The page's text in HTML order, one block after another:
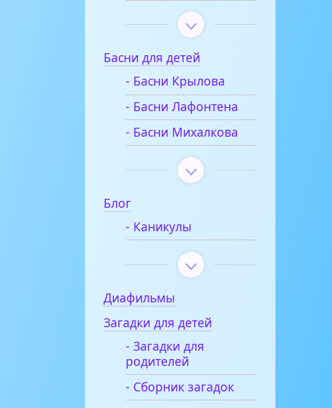
Басни для детей
- Басни Крылова
- Басни Лафонтена
- Басни Михалкова
Блог
- Каникулы
Диафильмы
Загадки для детей
- Загадки для
родителей
- Сборник загадок